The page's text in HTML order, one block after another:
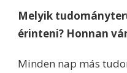
Melyik
érinteni? Honnan
Minden nap más